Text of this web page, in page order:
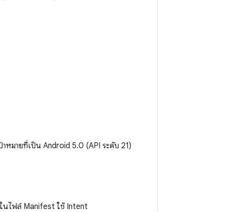
าหมายที่เป็น Android 5.0 (API ระดับ 21)
นไฟล์ Manifest ใช้ Intent